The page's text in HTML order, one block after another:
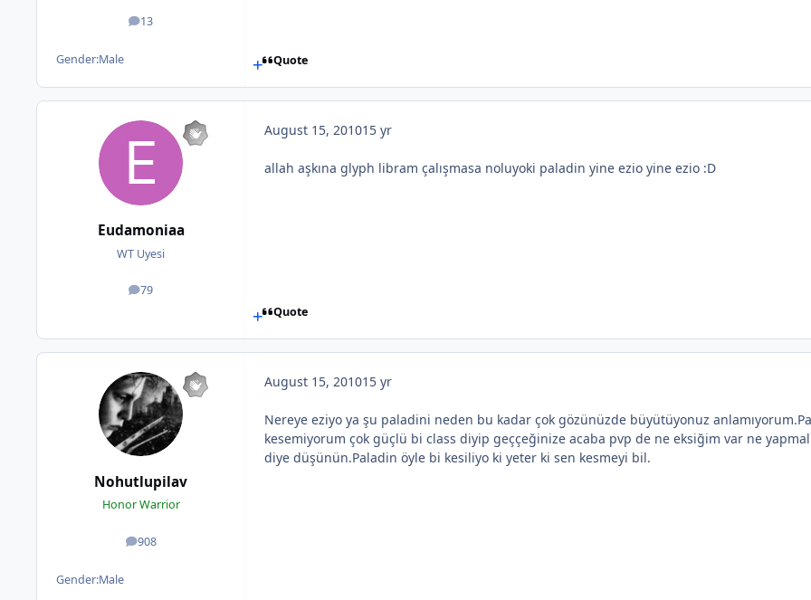
13
posts
Gender:Male Quote
Eudamoniaa
WT Uyesi
79
posts
August 15, 201015 yr
allah aşkına glyph libram çalışmasa noluyoki paladin yine ezio yine ezio :D
Quote
Nohutlupilav
Honor Warrior
908
posts
Gender:Male
August 15, 201015 yr
Nereye eziyo ya şu paladini neden bu kadar çok gözünüzde büyütüyonuz
kesemiyorum çok güçlü bi class diyip geççeğinize acaba pvp de ne eksiğim var ne
diye düşünün.Paladin öyle bi kesiliyo ki yeter ki sen kesmeyi bil.